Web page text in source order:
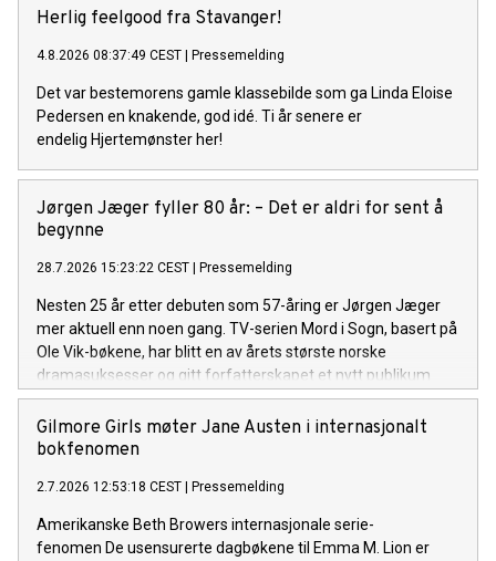
Herlig feelgood fra Stavanger!
4.8.2026 08:37:49 CEST Pressemelding
Det var bestemorens gamle klassebilde som ga Linda Eloise
Pedersen en knakende, god idé. Ti år senere er
endelig Hjertemønster her!
Jørgen Jæger fyller 80 år: – Det er aldri for sent å
begynne
28.7.2026 15:23:22 CEST Pressemelding
Nesten 25 år etter debuten som 57-åring er Jørgen Jæger
mer aktuell enn noen gang. TV-serien Mord i Sogn, basert på
Ole Vik-bøkene, har blitt en av årets største norske
dramasuksesser og gitt forfatterskapet et nytt publikum
både i Norge og internasjonalt. Onsdag 29. juli fyller han 80
år.
Gilmore Girls møter Jane Austen i internasjonalt
bokfenomen
2.7.2026 12:53:18 CEST Pressemelding
Amerikanske Beth Browers internasjonale serie-
fenomen De usensurerte dagbøkene til Emma M. Lion er